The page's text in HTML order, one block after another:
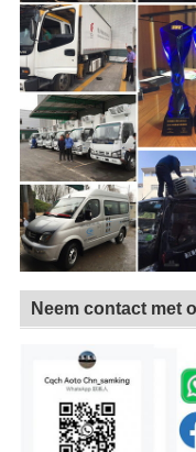
Neem contact met